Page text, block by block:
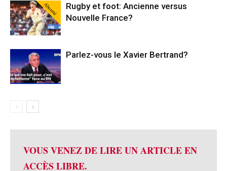
Abonné
Rugby et foot: Ancienne versus
Nouvelle France?
Parlez-vous le Xavier Bertrand?
VOUS VENEZ DE LIRE UN ARTICLE EN
ACCÈS LIBRE.